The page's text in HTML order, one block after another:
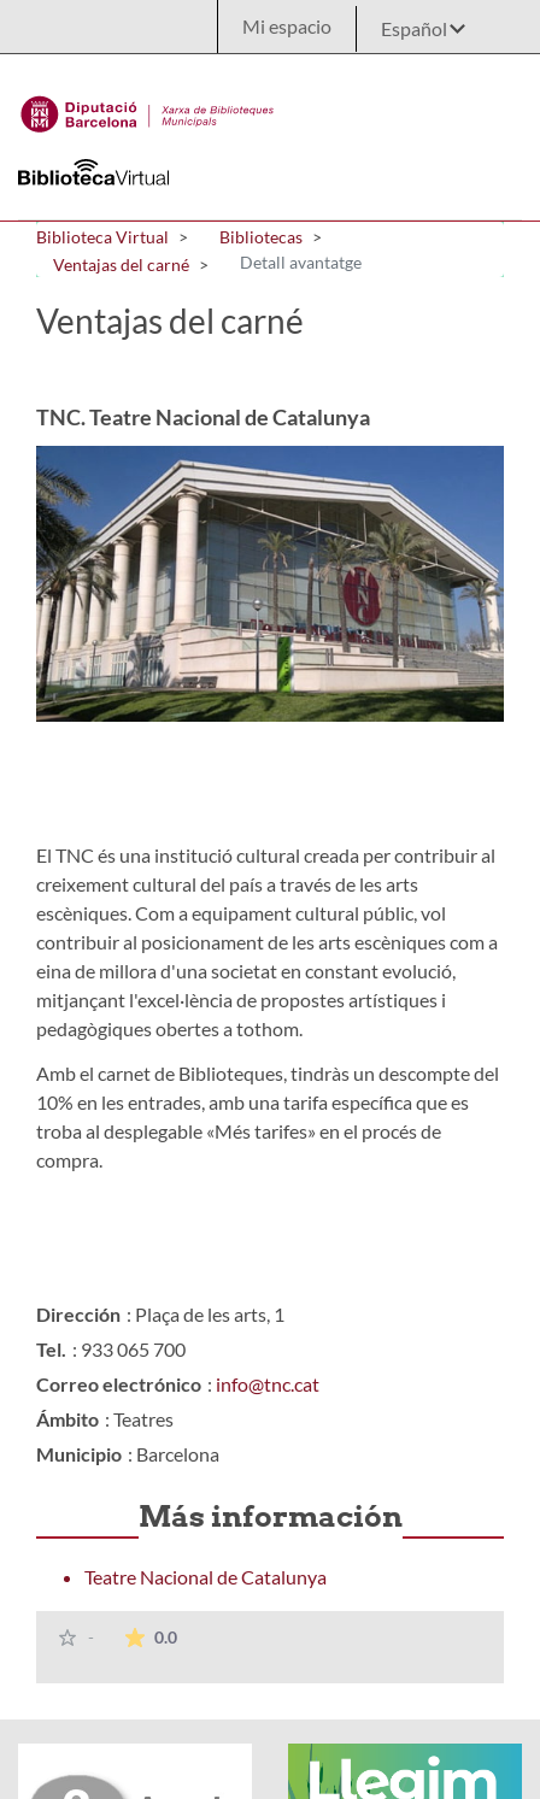
Mi espacio
Biblioteca Virtual
Bibliotecas
Ventajas del carné
Detall avantatge
Ventajas del carné
TNC. Teatre Nacional de Catalunya
El TNC és una institució cultural creada per contribuir al
creixement cultural del país a través de les arts
escèniques. Com a equipament cultural públic, vol
contribuir al posicionament de les arts escèniques com a
eina de millora d'una societat en constant evolució,
mitjançant l'excel·lència de propostes artístiques i
pedagògiques obertes a tothom.
Amb el carnet de Biblioteques, tindràs un descompte del
10% en les entrades, amb una tarifa específica que es
troba al desplegable «Més tarifes» en el procés de
compra.
Dirección : Plaça de les arts, 1
Tel. : 933 065 700
Correo electrónico : info@tnc.cat
Ámbito : Teatres
Municipio : Barcelona
Más información
Teatre Nacional de Catalunya
- 0.0La valoración media es de 0 estrellas de 5.